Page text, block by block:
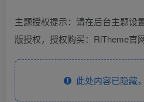
主题授权提示：请在后台主题设
版授权，授权购买：RiTheme官
此处内容已隐藏